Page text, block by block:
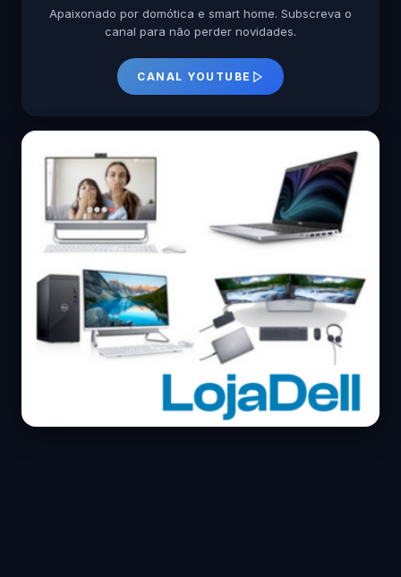
Apaixonado por domótica e smart home. Subscreva o
canal para não perder novidades.
CANAL YOUTUBE